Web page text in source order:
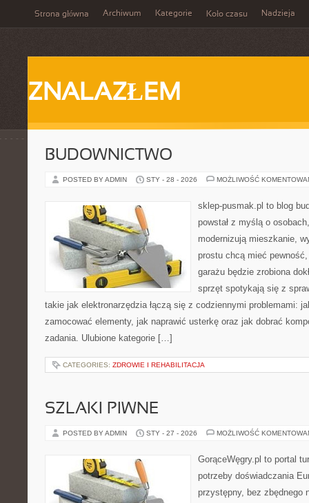
Strona główna Archiwum Kategorie Koło czasu Nadzieja
ZNALAZŁEM
BUDOWNICTWO
POSTED BY ADMIN STY - 28 - 2026 MOŻLIWOŚĆ
sklep-pusmak.pl to blog
powstał z myślą o
modernizują mieszkanie,
prostu chcą mieć
garażu będzie zrobiona
sprzęt spotykają się z
takie jak elektronarzędzia łączą się z codziennymi problemami:
zamocować elementy, jak naprawić usterkę oraz jak dobrać
zadania. Ulubione kategorie […]
CATEGORIES: ZDROWIE I REHABILITACJA
SZLAKI PIWNE
POSTED BY ADMIN STY - 27 - 2026 MOŻLIWOŚĆ
GorąceWęgry.pl to portal
potrzeby doświadczania
przystępny, bez zbędnego